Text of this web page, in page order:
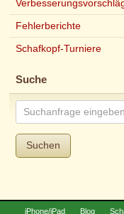
Fehlerberichte
Schafkopf-Turniere
Suche
Suchen
iPhone/iPad Blog